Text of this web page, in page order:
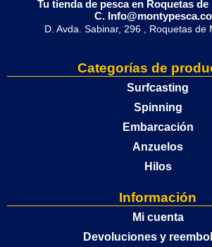
Tu tienda de pesca en Roquetas
C.
D. Avda. Sabinar, 296 , Roquetas de
Categorías de
Surfcasting
Spinning
Embarcación
Anzuelos
Hilos
Información
Mi cuenta
Devoluciones y